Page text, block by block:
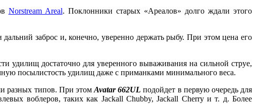
Norstream Areal. Поклонники старых «Ареалов» долго ждали этого
заброс и, конечно, уверенно держать рыбу. При этом цена его
удилищ достаточно для уверенного вываживания на сильной струе,
посылистость удилищ даже с приманками минимального веса.
разных типов. При этомAvatar 662UL подойдет в первую очередь для
воблеров, таких как Jackall Chubby, Jackall Cherry и т. д. Более